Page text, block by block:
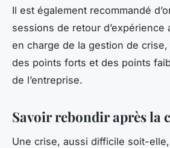
Il est également recommandé
sessions de retour d’expérience
en charge de la gestion de
des points forts et des points
de l’entreprise.
Savoir rebondir après la
Une crise, aussi difficile soit-